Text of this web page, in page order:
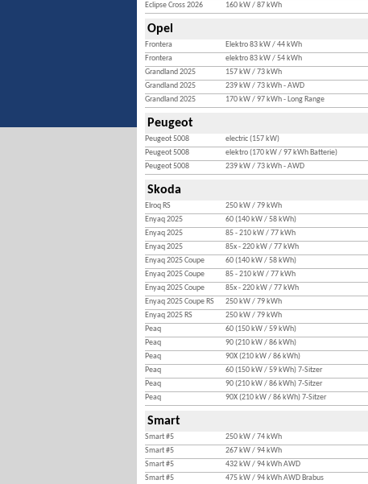
Eclipse Cross 2026 160 kW / 87 kWh
Opel
Frontera Elektro 83 kW / 44 kWh
Frontera
elektro 83 kW / 54 kWh
Grandland 2025
157 kW / 73 kWh
Grandland 2025
239 kW / 73 kWh - AWD
Grandland 2025
170 kW / 97 kWh - Long Range
Peugeot
Peugeot 5008 electric (157 kW)
Peugeot 5008
elektro (170 kW / 97 kWh Batterie)
Peugeot 5008
239 kW / 73 kWh - AWD
Skoda
Elroq RS 250 kW / 79 kWh
Enyaq 2025
60 (140 kW / 58 kWh)
Enyaq 2025
85 - 210 kW / 77 kWh
Enyaq 2025
85x - 220 kW / 77 kWh
Enyaq 2025 Coupe
60 (140 kW / 58 kWh)
Enyaq 2025 Coupe
85 - 210 kW / 77 kWh
Enyaq 2025 Coupe
85x - 220 kW / 77 kWh
Enyaq 2025 Coupe RS
250 kW / 79 kWh
Enyaq 2025 RS
250 kW / 79 kWh
Peaq
60 (150 kW / 59 kWh)
Peaq
90 (210 kW / 86 kWh)
Peaq
90X (210 kW / 86 kWh)
Peaq
60 (150 kW / 59 kWh) 7-Sitzer
Peaq
90 (210 kW / 86 kWh) 7-Sitzer
Peaq
90X (210 kW / 86 kWh) 7-Sitzer
Smart
Smart #5 250 kW / 74 kWh
Smart #5
267 kW / 94 kWh
Smart #5
432 kW / 94 kWh AWD
Smart #5
475 kW / 94 kWh AWD Brabus